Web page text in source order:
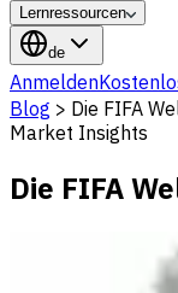
Lernressourcen
de
Anmelden
Blog > Die FIFA
Market Insights
Die FIFA